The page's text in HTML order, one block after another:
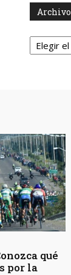
Archivos
qué
por la